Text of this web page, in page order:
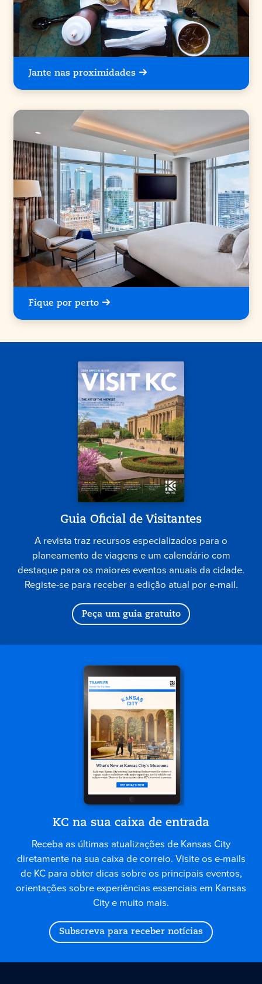
Jante nas proximidades
Fique por perto
Guia Oficial de Visitantes
A revista traz recursos especializados para o
planeamento de viagens e um calendário com
destaque para os maiores eventos anuais da cidade.
Registe-se para receber a edição atual por e-mail.
Peça um guia gratuito
KC na sua caixa de entrada
Receba as últimas atualizações de Kansas City
diretamente na sua caixa de correio. Visite os e-mails
de KC para obter dicas sobre os principais eventos,
orientações sobre experiências essenciais em Kansas
City e muito mais.
Subscreva para receber notícias